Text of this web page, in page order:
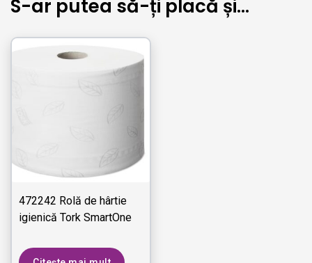
S-ar putea să-ți placă și…
472242 Rolă de hârtie
igienică Tork SmartOne